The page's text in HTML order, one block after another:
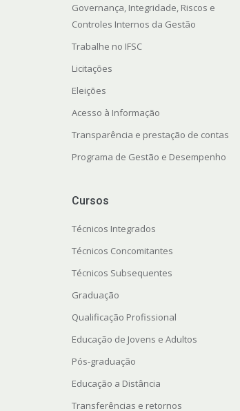
Governança, Integridade, Riscos e
Controles Internos da Gestão
Trabalhe no IFSC
Licitações
Eleições
Acesso à Informação
Transparência e prestação de contas
Programa de Gestão e Desempenho
Cursos
Técnicos Integrados
Técnicos Concomitantes
Técnicos Subsequentes
Graduação
Qualificação Profissional
Educação de Jovens e Adultos
Pós-graduação
Educação a Distância
Transferências e retornos